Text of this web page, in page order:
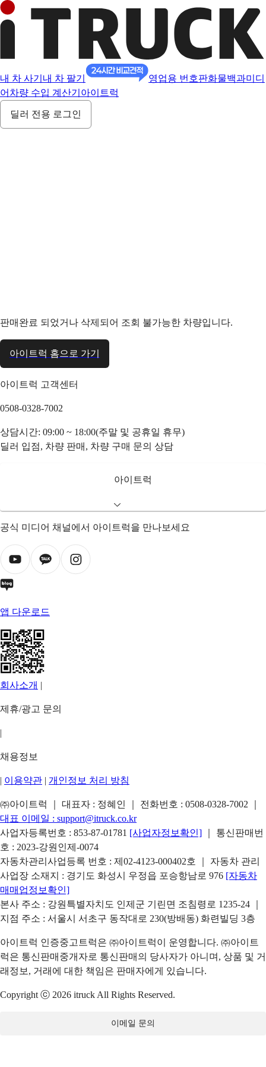
내 차 사기 내 차 팔기 영업용 번호판화물백과미디
어 차량 수입 계산기 아이트럭
딜러 전용 로그인
판매완료 되었거나 삭제되어 조회 불가능한 차량입니다.
아이트럭 홈으로 가기
아이트럭 고객센터
0508-0328-7002
상담시간: 09:00 ~ 18:00(주말 및 공휴일 휴무)
딜러 입점, 차량 판매, 차량 구매 문의 상담
아이트럭
공식 미디어 채널에서 아이트럭을 만나보세요
앱 다운로드
회사소개 |
제휴/광고 문의
|
채용정보
| 이용약관 | 개인정보 처리 방침
㈜아이트럭 ｜ 대표자 : 정혜인 ｜ 전화번호 : 0508-0328-7002
대표 이메일 : support@itruck.co.kr
사업자등록번호 : 853-87-01781 [사업자정보확인]
｜ 통신판매번
호 : 2023-강원인제-0074
자동차관리사업등록 번호 : 제02-4123-000402호 ｜ 자동차 관리
사업장 소재지 : 경기도 화성시 우정읍 포승항남로 976 [자동차
매매업정보확인]
본사 주소 : 강원특별자치도 인제군 기린면 조침령로 1235-24 ｜
지점 주소 : 서울시 서초구 동작대로 230(방배동) 화련빌딩 3층
아이트럭 인증중고트럭은 ㈜아이트럭이 운영합니다. ㈜아이트
럭은 통신판매중개자로 통신판매의 당사자가 아니며, 상품 및 거
래정보, 거래에 대한 책임은 판매자에게 있습니다.
Copyright ⓒ 2026 itruck All Rights Reserved.
이메일 문의